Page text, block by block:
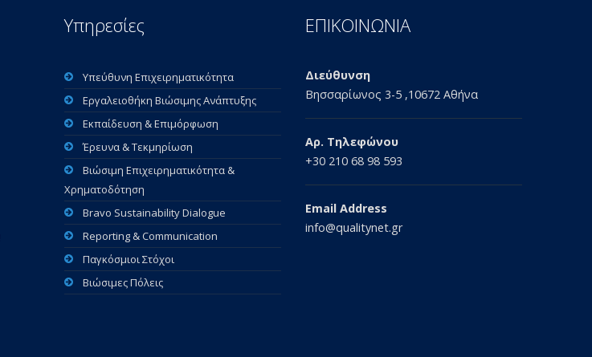
Υπηρεσίες
Υπεύθυνη Επιχειρηματικότητα
Εργαλειοθήκη Βιώσιμης Ανάπτυξης
Εκπαίδευση & Επιμόρφωση
Έρευνα & Τεκμηρίωση
Βιώσιμη Επιχειρηματικότητα &
Χρηματοδότηση
Bravo Sustainability Dialogue
Reporting & Communication
Παγκόσμιοι Στόχοι
Βιώσιμες Πόλεις
ΕΠΙΚΟΙΝΩΝΙΑ
Διεύθυνση
Βησσαρίωνος 3-5 ,10672 Αθήνα
Αρ. Τηλεφώνου
+30 210 68 98 593
Email Address
info@qualitynet.gr